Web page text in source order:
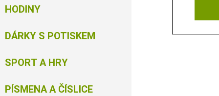
HODINY
DÁRKY S POTISKEM
SPORT A HRY
PÍSMENA A ČÍSLICE